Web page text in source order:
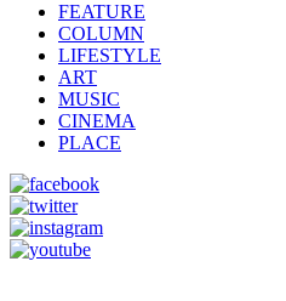
FEATURE
COLUMN
LIFESTYLE
ART
MUSIC
CINEMA
PLACE